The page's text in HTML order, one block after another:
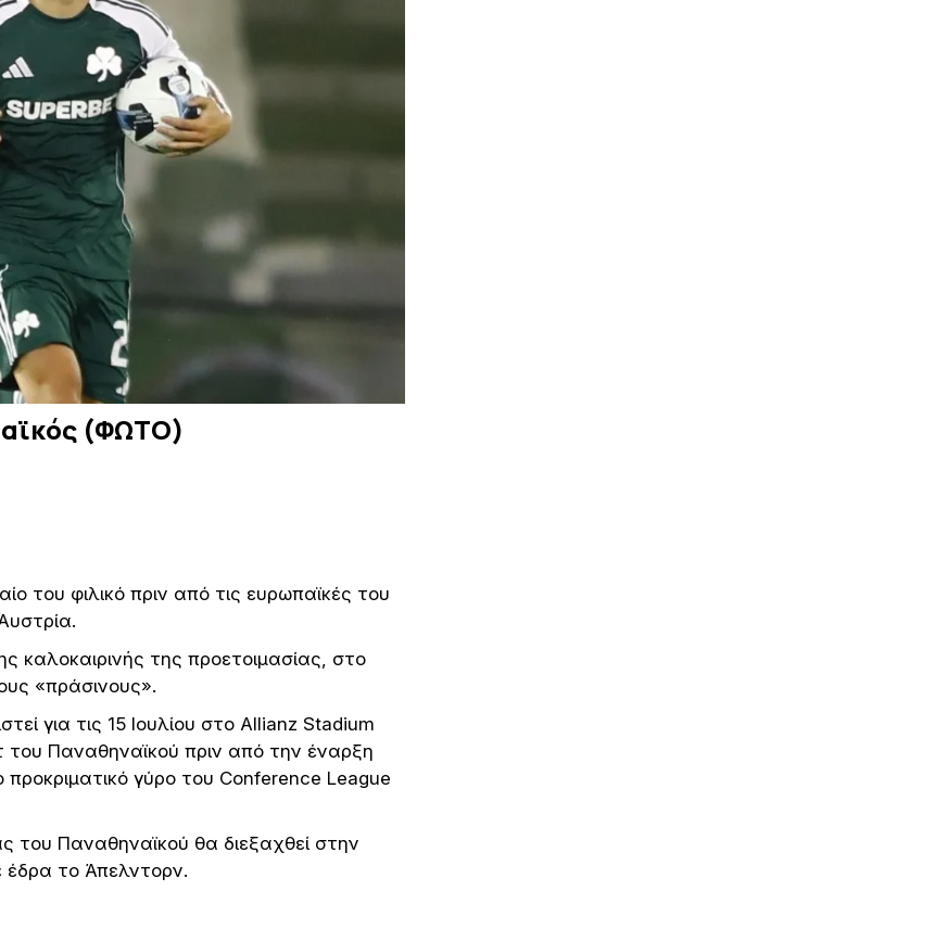
(ΦΩΤΟ)
του φιλικό πριν από τις ευρωπαϊκές του
της προετοιμασίας, στο
«πράσινους».
για τις 15 Ιουλίου στο Allianz Stadium
του Παναθηναϊκού πριν από την έναρξη
γύρο του Conference League
του Παναθηναϊκού θα διεξαχθεί στην
έδρα το Άπελντορν.